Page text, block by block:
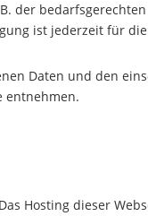
der
ist jederzeit für
Daten und den
entnehmen.
Hosting dieser